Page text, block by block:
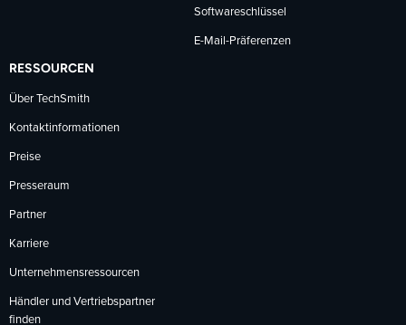
Softwareschlüssel
E-Mail-Präferenzen
RESSOURCEN
Über TechSmith
Kontaktinformationen
Preise
Presseraum
Partner
Karriere
Unternehmensressourcen
Händler und Vertriebspartner
finden